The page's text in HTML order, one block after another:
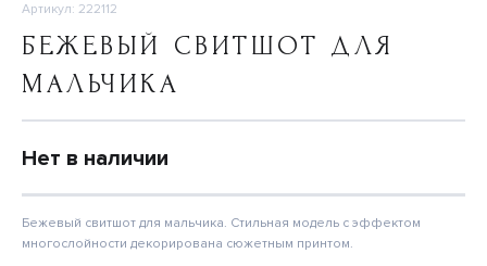
Артикул: 222112
БЕЖЕВЫЙ СВИТШОТ ДЛЯ
МАЛЬЧИКА
Нет в наличии
Бежевый свитшот для мальчика. Стильная модель с эффектом
многослойности декорирована сюжетным принтом.